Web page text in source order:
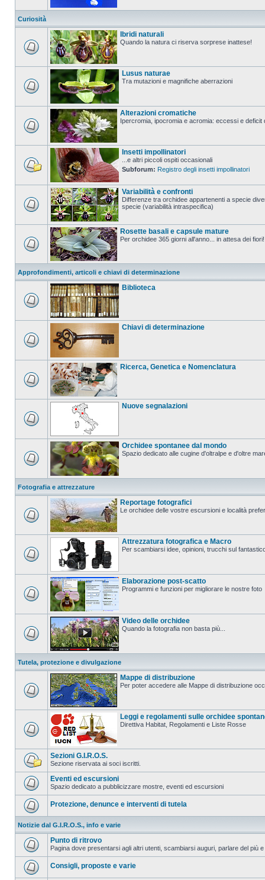
Curiosità
Ibridi naturali
Quando la natura ci riserva sorprese inattese!
Lusus naturae
Tra mutazioni e magnifiche aberrazioni
Alterazioni cromatiche
Ipercromia, ipocromia e acromia: eccessi e deficit
Insetti impollinatori
...e altri piccoli ospiti occasionali
Subforum: Registro degli insetti impollinatori
Variabilità e confronti
Differenze tra orchidee appartenenti a specie
specie (variabilità intraspecifica)
Rosette basali e capsule mature
Per orchidee 365 giorni all'anno... in attesa dei fiori!
Approfondimenti, articoli e chiavi di determinazione
Biblioteca
Chiavi di determinazione
Ricerca, Genetica e Nomenclatura
Nuove segnalazioni
Orchidee spontanee dal mondo
Spazio dedicato alle cugine d'oltralpe e d'oltre
Fotografia e attrezzature
Reportage fotografici
Le orchidee delle vostre escursioni e località
Attrezzatura fotografica e Macro
Per scambiarsi idee, opinioni, trucchi sul
Elaborazione post-scatto
Programmi e funzioni per migliorare le nostre foto
Video delle orchidee
Quando la fotografia non basta più...
Tutela, protezione e divulgazione
Mappe di distribuzione
Per poter accedere alle Mappe di distribuzione
Leggi e regolamenti sulle orchidee
Direttiva Habitat, Regolamenti e Liste Rosse
Sezioni G.I.R.O.S.
Sezione riservata ai soci iscritti.
Eventi ed escursioni
Spazio dedicato a pubblicizzare mostre, eventi ed escursioni
Protezione, denunce e interventi di tutela
Notizie dal G.I.R.O.S., info e varie
Punto di ritrovo
Pagina dove presentarsi agli altri utenti, scambiarsi auguri, parlare del più
Consigli, proposte e varie